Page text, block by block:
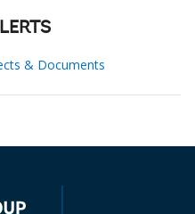
& Documents